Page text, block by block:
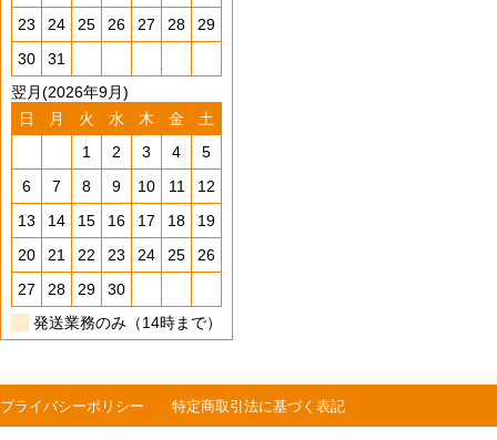
23
24 25 26 27 28
29
30
31
翌月(2026年9月)
日
月 火 水 木 金
土
1
2 3 4
5
6
7 8 9 10 11
12
13
14 15 16 17 18
19
20
21 22 23 24 25
26
27
28 29
30
発送業務のみ（14時まで）
プライバシーポリシー 特定商取引法に基づく表記